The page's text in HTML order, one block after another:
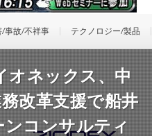
/事故/不祥事 テクノロジー/製品
オネックス、中
改革支援で船井
コンサルティ